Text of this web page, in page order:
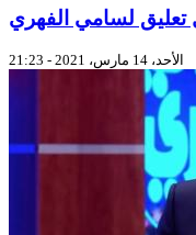
تعليق لسامي الفهري
الأحد، 14 مارس، 2021 - 21:23